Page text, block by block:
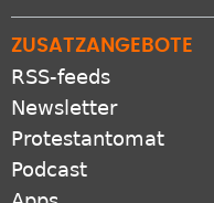
ZUSATZANGEBOTE
RSS-feeds
Newsletter
Protestantomat
Podcast